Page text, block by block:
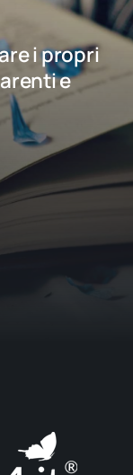
i propri
e